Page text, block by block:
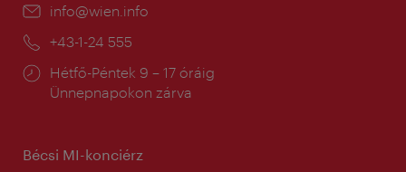
E-
info@wien.info
Telefon:
+43-1-24 555
Nyitva
tartás:
Hétfő-Péntek 9 – 17 óráig
Ünnepnapokon zárva
Bécsi MI-konciérz